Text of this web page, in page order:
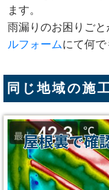
ます。
雨漏りのお困りご
ルフォームにて何で
同じ地域の施